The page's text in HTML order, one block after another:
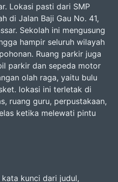
Lokasi pasti dari SMP
di Jalan Baji Gau No. 41,
Sekolah ini mengusung
hampir seluruh wilayah
Ruang parkir juga
parkir dan sepeda motor
olah raga, yaitu bulu
lokasi ini terletak di
ruang guru, perpustakaan,
ketika melewati pintu
kunci dari judul,